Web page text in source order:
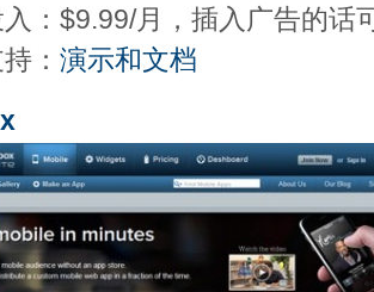
：$9.99/月，插入广告的话
： 演示和文档